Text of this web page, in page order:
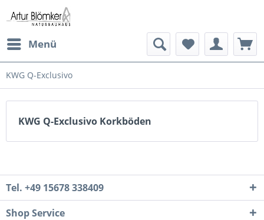
Menü
KWG Q-Exclusivo
KWG Q-Exclusivo Korkböden
Tel. +49 15678 338409
Shop Service